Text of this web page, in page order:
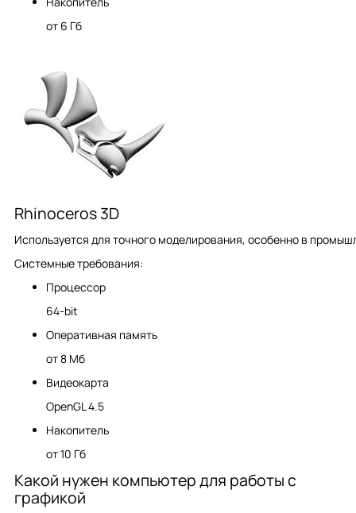
от 6 Гб
Rhinoceros 3D
Используется для точного моделирования, особенно в
Системные требования:
Процессор
64-bit
Оперативная память
от 8 Мб
Видеокарта
OpenGL 4.5
Накопитель
от 10 Гб
Какой нужен компьютер для работы с
графикой